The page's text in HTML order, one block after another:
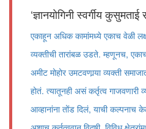
‘ज्ञानयोगिनी स्वर्गीय कुसुमताई
एकाहून अधिक कामांमध्ये एकाच वेळी
व्यक्तीची तारांबळ उडते. म्हणूनच,
अमीट मोहोर उमटवणार्‍या व्यक्ती
होतं. त्यातूनही असं कर्तृत्व गाजवणारी
आव्हानांना तोंड दिलं, याची कल्पनाच